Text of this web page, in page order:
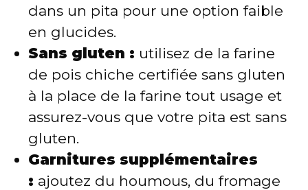
dans un pita pour une option faible
en glucides.
Sans gluten : utilisez de la farine
de pois chiche certifiée sans gluten
à la place de la farine tout usage et
assurez-vous que votre pita est sans
gluten.
Garnitures supplémentaires
: ajoutez du houmous, du fromage